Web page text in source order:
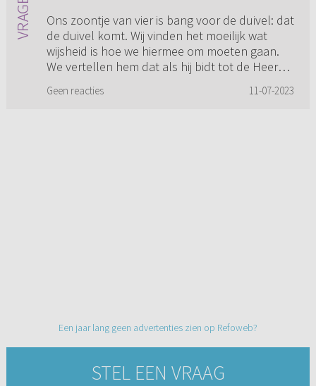
Ons zoontje van vier is bang voor de duivel: dat
de duivel komt. Wij vinden het moeilijk wat
wijsheid is hoe we hiermee om moeten gaan.
We vertellen hem dat als hij bidt tot de Heere,
Geen reacties 11-07-2023
Een jaar lang geen advertenties zien op Refoweb?
STEL EEN VRAAG